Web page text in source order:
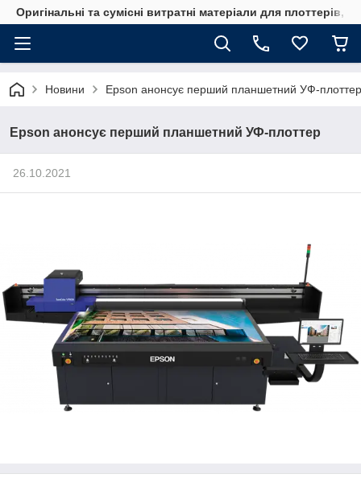
Оригінальні та сумісні витратні матеріали для плоттерів,
Новини Epson анонсує перший планшетний УФ-плоттер
Epson анонсує перший планшетний УФ-плоттер
26.10.2021